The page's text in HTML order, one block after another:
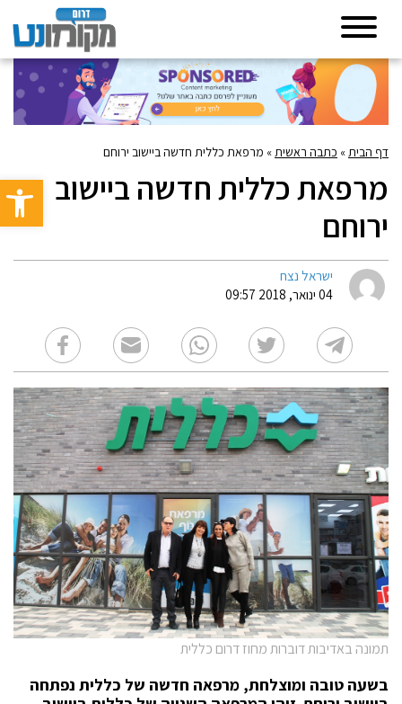
פתח
דף הבית» כתבה ראשית» מרפאת כללית חדשה ביישוב ירוחם
מרפאת כללית חדשה ביישוב
ירוחם
ישראל נצח
04 ינואר, 2018 09:57
תמונה באדיבות דוברות מחוז דרום כללית
בשעה טובה ומוצלחת, מרפאה חדשה של כללית נפתחה